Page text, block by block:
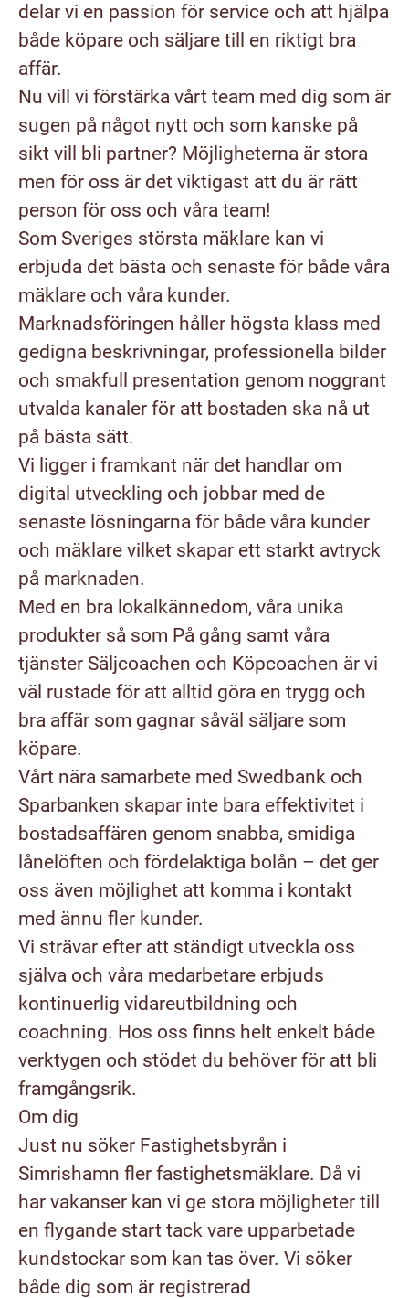
delar vi en passion för service och att hjälpa
både köpare och säljare till en riktigt bra
affär.
Nu vill vi förstärka vårt team med dig som är
sugen på något nytt och som kanske på
sikt vill bli partner? Möjligheterna är stora
men för oss är det viktigast att du är rätt
person för oss och våra team!
Som Sveriges största mäklare kan vi
erbjuda det bästa och senaste för både våra
mäklare och våra kunder.
Marknadsföringen håller högsta klass med
gedigna beskrivningar, professionella bilder
och smakfull presentation genom noggrant
utvalda kanaler för att bostaden ska nå ut
på bästa sätt.
Vi ligger i framkant när det handlar om
digital utveckling och jobbar med de
senaste lösningarna för både våra kunder
och mäklare vilket skapar ett starkt avtryck
på marknaden.
Med en bra lokalkännedom, våra unika
produkter så som På gång samt våra
tjänster Säljcoachen och Köpcoachen är vi
väl rustade för att alltid göra en trygg och
bra affär som gagnar såväl säljare som
köpare.
Vårt nära samarbete med Swedbank och
Sparbanken skapar inte bara effektivitet i
bostadsaffären genom snabba, smidiga
lånelöften och fördelaktiga bolån – det ger
oss även möjlighet att komma i kontakt
med ännu fler kunder.
Vi strävar efter att ständigt utveckla oss
själva och våra medarbetare erbjuds
kontinuerlig vidareutbildning och
coachning. Hos oss finns helt enkelt både
verktygen och stödet du behöver för att bli
framgångsrik.
Om dig
Just nu söker Fastighetsbyrån i
Simrishamn fler fastighetsmäklare. Då vi
har vakanser kan vi ge stora möjligheter till
en flygande start tack vare upparbetade
kundstockar som kan tas över. Vi söker
både dig som är registrerad